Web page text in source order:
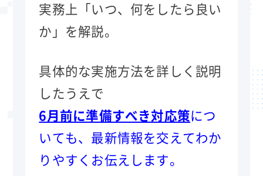
実務上「いつ、何をしたら良い
か」を解説。
具体的な実施方法を詳しく説明
したうえで
6月前に準備すべき対応策につ
いても、最新情報を交えてわか
りやすくお伝えします。